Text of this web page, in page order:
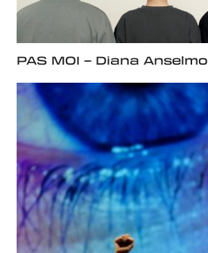
PAS MOI – Diana Anselmo